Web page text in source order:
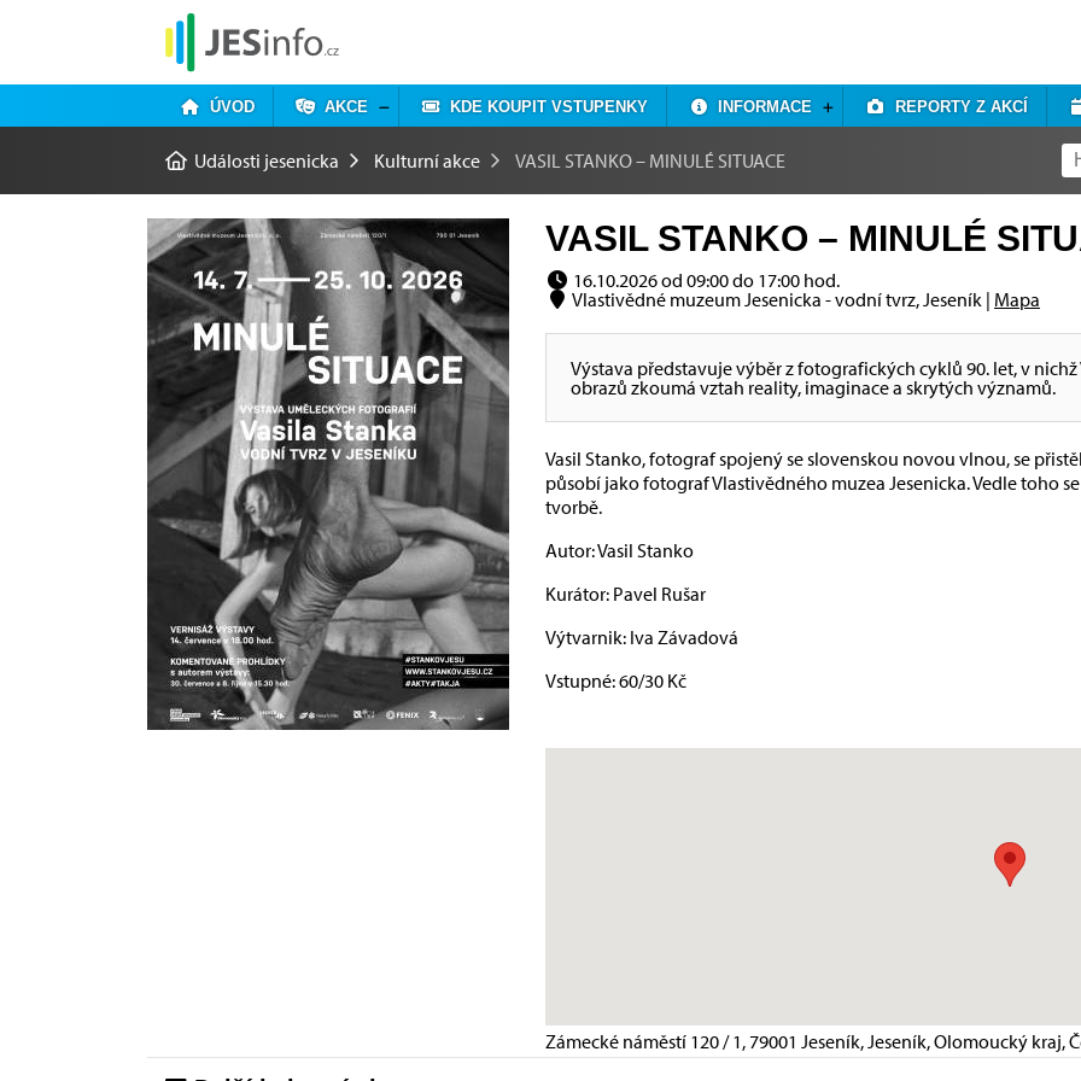
ÚVOD AKCE KDE KOUPIT VSTUPENKY INFORMACE REPORTY Z AKCÍ
Události jesenicka Kulturní akce VASIL STANKO – MINULÉ SITUACE
VASIL STANKO – MINULÉ
16.10.2026 od 09:00 do 17:00 hod.
Vlastivědné muzeum Jesenicka - vodní tvrz, Jeseník | Mapa
Výstava představuje výběr z fotografických cyklů 90. let, v
obrazů zkoumá vztah reality, imaginace a skrytých významů.
Vasil Stanko, fotograf spojený se slovenskou novou vlnou, se
působí jako fotograf Vlastivědného muzea Jesenicka. Vedle toho
tvorbě.
Autor: Vasil Stanko
Kurátor: Pavel Rušar
Výtvarnik: Iva Závadová
Vstupné: 60/30 Kč
Zámecké náměstí 120 / 1, 79001 Jeseník, Jeseník, Olomoucký kraj,